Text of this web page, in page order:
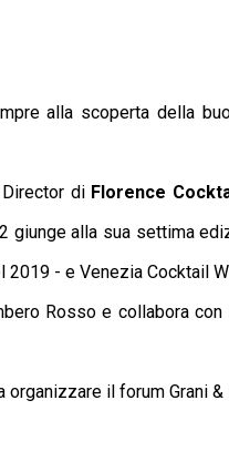
alla scoperta della
di Florence
giunge alla sua settima
2019 - e Venezia Cocktail
Rosso e collabora con
il forum Grani